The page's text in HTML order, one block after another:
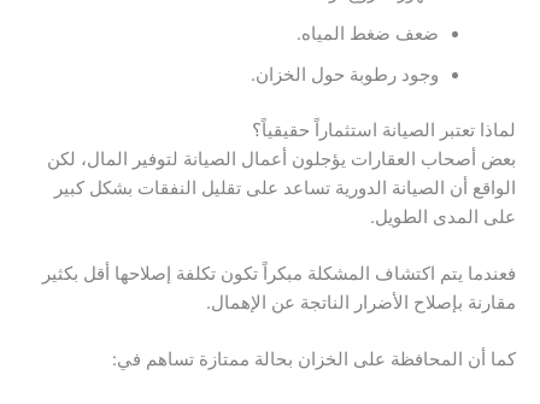
ضعف ضغط المياه.
وجود رطوبة حول الخزان.
لماذا تعتبر الصيانة استثماراً حقيقياً؟
بعض أصحاب العقارات يؤجلون أعمال الصيانة لتوفير المال، لكن
الواقع أن الصيانة الدورية تساعد على تقليل النفقات بشكل كبير
على المدى الطويل.
فعندما يتم اكتشاف المشكلة مبكراً تكون تكلفة إصلاحها أقل بكثير
مقارنة بإصلاح الأضرار الناتجة عن الإهمال.
كما أن المحافظة على الخزان بحالة ممتازة تساهم في: